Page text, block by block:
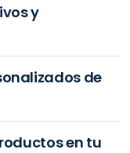
y
de
en tu